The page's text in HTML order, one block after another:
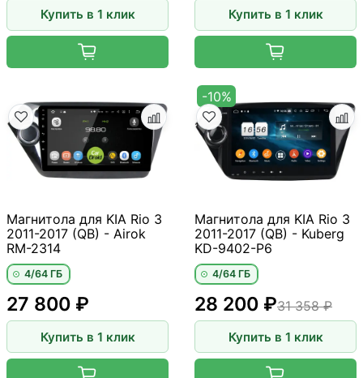
Купить в 1 клик Купить в 1 клик
Магнитола для KIA Rio 3
2011-2017 (QB) - Airok
RM-2314
4/64 ГБ
27 800 ₽
Купить в 1 клик
-10%
Магнитола для KIA Rio 3
2011-2017 (QB) - Kuberg
KD-9402-P6
4/64 ГБ
31 358 ₽
28 200 ₽
Купить в 1 клик